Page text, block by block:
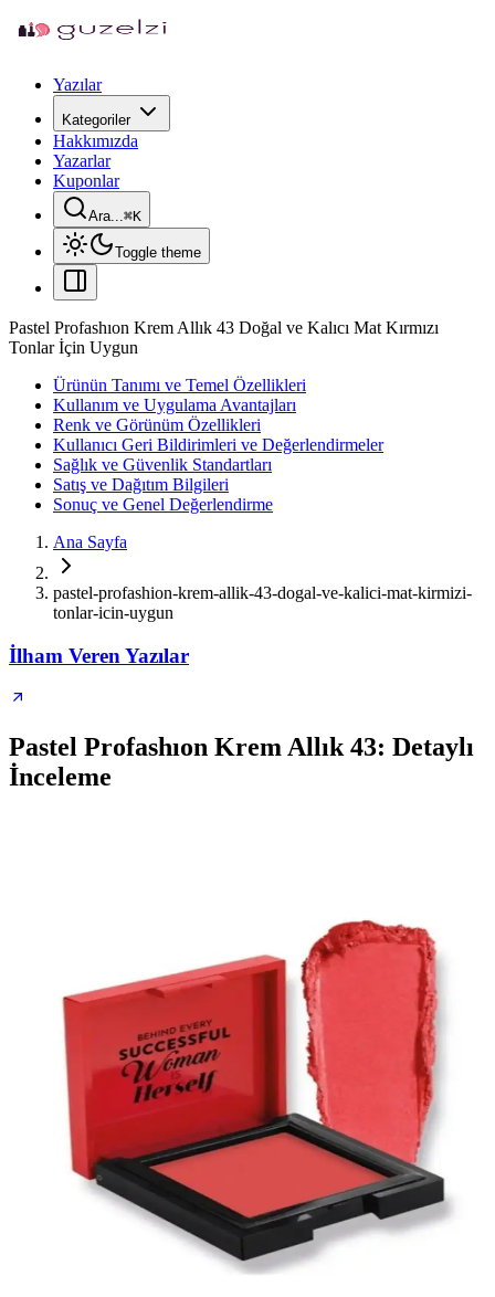
Yazılar
Kategoriler
Hakkımızda
Yazarlar
Kuponlar
Ara...⌘K
Toggle theme
Pastel Profashıon Krem Allık 43 Doğal ve Kalıcı Mat Kırmızı
Tonlar İçin Uygun
Ürünün Tanımı ve Temel Özellikleri
Kullanım ve Uygulama Avantajları
Renk ve Görünüm Özellikleri
Kullanıcı Geri Bildirimleri ve Değerlendirmeler
Sağlık ve Güvenlik Standartları
Satış ve Dağıtım Bilgileri
Sonuç ve Genel Değerlendirme
Ana Sayfa
pastel-profashion-krem-allik-43-dogal-ve-kalici-mat-kirmizi-
tonlar-icin-uygun
İlham Veren Yazılar
Pastel Profashıon Krem Allık 43: Detaylı
İnceleme